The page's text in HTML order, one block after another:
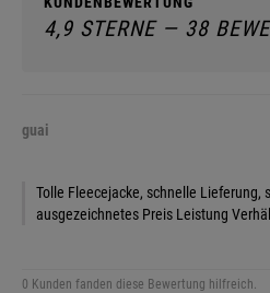
4,9 STERNE — 38
guai
Tolle Fleecejacke, schnelle Lieferung,
ausgezeichnetes Preis Leistung
0 Kunden fanden diese Bewertung hilfreich.